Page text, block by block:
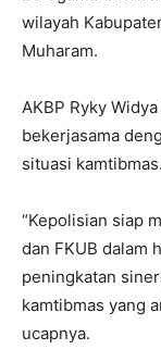
wilayah
Muharam.
AKBP Ryky
bekerjasama
situasi kamtibmas.
“Kepolisian siap
dan FKUB dalam
peningkatan
kamtibmas yang
ucapnya.